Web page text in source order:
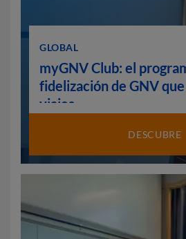
GLOBAL
myGNV Club: el
fidelización de GNV
viajes
DESCUBRE